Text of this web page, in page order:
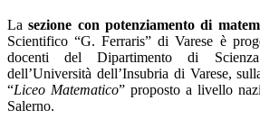
Lasezione con potenziamento di
Scientifico “G. Ferraris” di Varese è
docenti del Dipartimento di
dell’Università dell’Insubria di Varese,
“Liceo Matematico” proposto a livello
Salerno.